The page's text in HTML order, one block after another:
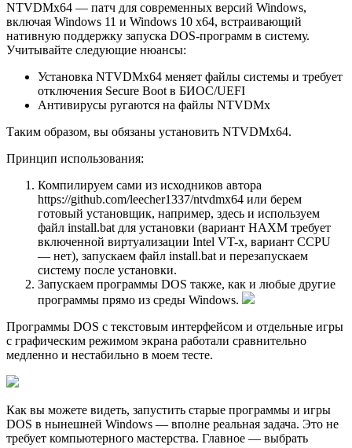
NTVDMx64 — патч для современных версий Windows,
включая Windows 11 и Windows 10 x64, встраивающий
нативную поддержку запуска DOS-программ в систему.
Учитывайте следующие нюансы:
Установка NTVDMx64 меняет файлы системы и требует
отключения Secure Boot в БИОС/UEFI
Антивирусы ругаются на файлы NTVDMx
Таким образом, вы обязаны установить NTVDMx64.
Принцип использования:
Компилируем сами из исходников автора
https://github.com/leecher1337/ntvdmx64 или берем
готовый установщик, например, здесь и используем
файл install.bat для установки (вариант HAXM требует
включенной виртуализации Intel VT-x, вариант CCPU
— нет), запускаем файл install.bat и перезапускаем
систему после установки.
Запускаем программы DOS также, как и любые другие
программы прямо из среды Windows.
Программы DOS с текстовым интерфейсом и отдельные игры
с графическим режимом экрана работали сравнительно
медленно и нестабильно в моем тесте.
Как вы можете видеть, запустить старые программы и игры
DOS в нынешней Windows — вполне реальная задача. Это не
требует компьютерного мастерства. Главное — выбрать